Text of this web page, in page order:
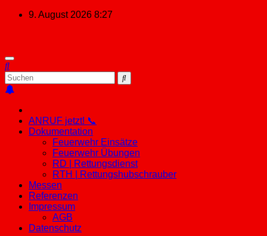
Zum
9. August 2026 8:27
ANRUF jetzt! 📞
Dokumentation
Feuerwehr Einsätze
Feuerwehr Übungen
RD | Rettungsdienst
RTH | Rettungshubschrauber
Messen
Referenzen
Impressum
AGB
Datenschutz